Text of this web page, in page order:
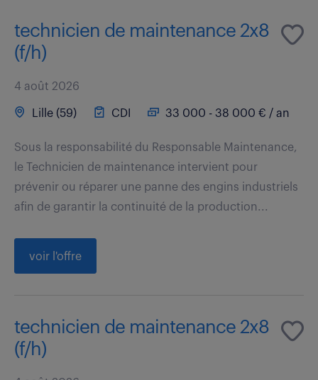
technicien de maintenance 2x8
(f/h)
4 août 2026
Lille (59) CDI 33 000 - 38 000 € / an
Sous la responsabilité du Responsable Maintenance,
le Technicien de maintenance intervient pour
prévenir ou réparer une panne des engins industriels
afin de garantir la continuité de la production...
voir l'offre
technicien de maintenance 2x8
(f/h)